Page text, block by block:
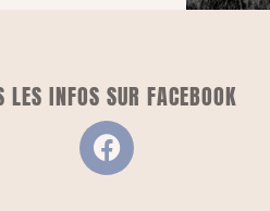
LES INFOS SUR FACEBOOK